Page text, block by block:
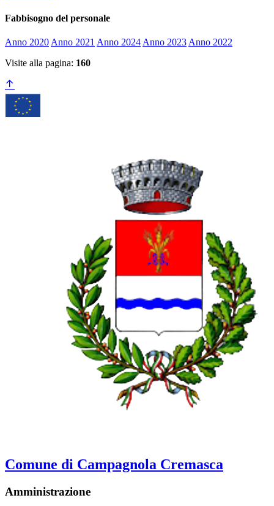
Fabbisogno del personale
Anno 2020 Anno 2021 Anno 2024 Anno 2023 Anno 2022
Visite alla pagina: 160
Comune di Campagnola Cremasca
Amministrazione